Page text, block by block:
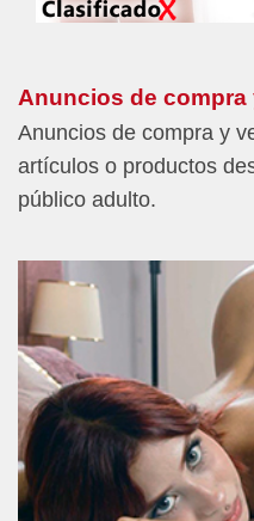
Anuncios de compra
Anuncios de compra y
artículos o productos
público adulto.